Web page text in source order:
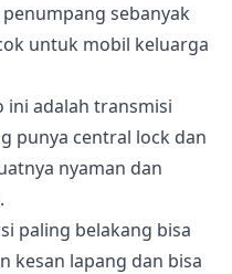
sebanyak
untuk mobil keluarga
ini adalah transmisi
punya central lock dan
nyaman dan
paling belakang bisa
kesan lapang dan bisa